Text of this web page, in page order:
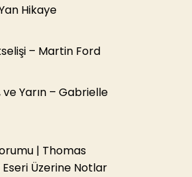
Hikaye
– Martin Ford
ve Yarın – Gabrielle
| Thomas
Eseri Üzerine Notlar